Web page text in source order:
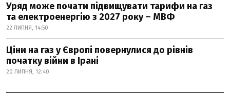
Уряд може почати підвищувати тарифи на газ
та електроенергію з 2027 року – МВФ
22 ЛИПНЯ, 14:50
Ціни на газ у Європі повернулися до рівнів
початку війни в Ірані
20 ЛИПНЯ, 12:40